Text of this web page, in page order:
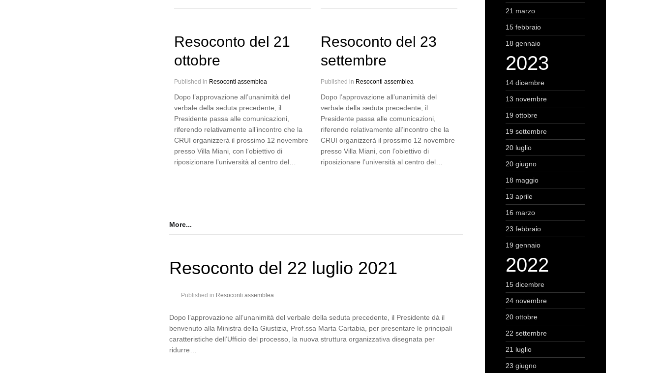
Resoconto del 21
ottobre
Published in Resoconti assemblea
Dopo l’approvazione all’unanimità del
verbale della seduta precedente, il
Presidente passa alle comunicazioni,
riferendo relativamente all’incontro che la
CRUI organizzerà il prossimo 12 novembre
presso Villa Miani, con l’obiettivo di
riposizionare l’università al centro del…
Resoconto del 23
settembre
Published in Resoconti assemblea
Dopo l’approvazione all’unanimità del
verbale della seduta precedente, il
Presidente passa alle comunicazioni,
riferendo relativamente all’incontro che la
CRUI organizzerà il prossimo 12 novembre
presso Villa Miani, con l’obiettivo di
riposizionare l’università al centro del…
More...
Resoconto del 22 luglio 2021
Published in Resoconti assemblea
Dopo l’approvazione all’unanimità del verbale della seduta precedente, il Presidente dà il
benvenuto alla Ministra della Giustizia, Prof.ssa Marta Cartabia, per presentare le principali
caratteristiche dell’Ufficio del processo, la nuova struttura organizzativa disegnata per
ridurre…
21 marzo
15 febbraio
18 gennaio
2023
14 dicembre
13 novembre
19 ottobre
19 settembre
20 luglio
20 giugno
18 maggio
13 aprile
16 marzo
23 febbraio
19 gennaio
2022
15 dicembre
24 novembre
20 ottobre
22 settembre
21 luglio
23 giugno